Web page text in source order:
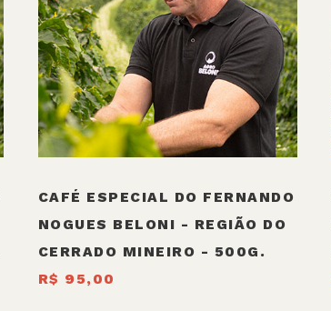
CAFÉ ESPECIAL DO FERNANDO
NOGUES BELONI - REGIÃO DO
CERRADO MINEIRO - 500G.
R$ 95,00